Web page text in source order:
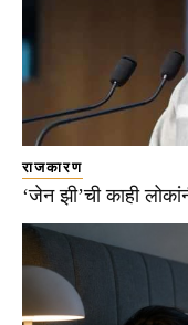
राजकारण
‘जेन झी’ची काही